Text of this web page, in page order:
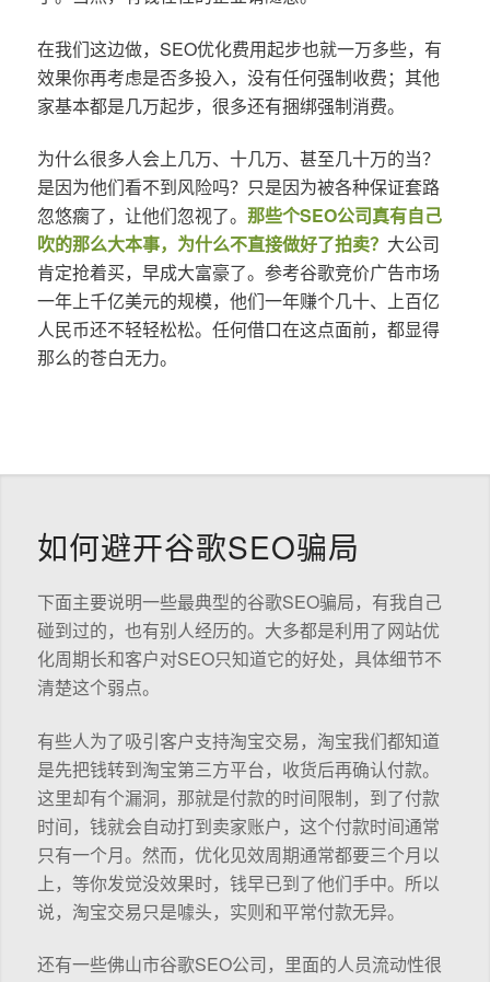
在我们这边做，SEO优化费用起步也就一万多些，有
效果你再考虑是否多投入，没有任何强制收费；其他
家基本都是几万起步，很多还有捆绑强制消费。
为什么很多人会上几万、十几万、甚至几十万的当？
是因为他们看不到风险吗？只是因为被各种保证套路
忽悠瘸了，让他们忽视了。 那些个SEO公司真有自己
吹的那么大本事，为什么不直接做好了拍卖？ 大公司
肯定抢着买，早成大富豪了。参考谷歌竞价广告市场
一年上千亿美元的规模，他们一年赚个几十、上百亿
人民币还不轻轻松松。任何借口在这点面前，都显得
那么的苍白无力。
如何避开谷歌SEO骗局
下面主要说明一些最典型的谷歌SEO骗局，有我自己
碰到过的，也有别人经历的。大多都是利用了网站优
化周期长和客户对SEO只知道它的好处，具体细节不
清楚这个弱点。
有些人为了吸引客户支持淘宝交易，淘宝我们都知道
是先把钱转到淘宝第三方平台，收货后再确认付款。
这里却有个漏洞，那就是付款的时间限制，到了付款
时间，钱就会自动打到卖家账户，这个付款时间通常
只有一个月。然而，优化见效周期通常都要三个月以
上，等你发觉没效果时，钱早已到了他们手中。所以
说，淘宝交易只是噱头，实则和平常付款无异。
还有一些佛山市谷歌SEO公司，里面的人员流动性很